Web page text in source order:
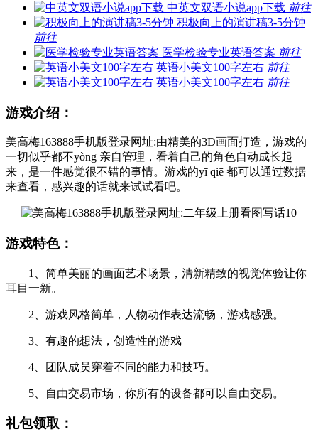
中英文双语小说app下载 前往
积极向上的演讲稿3-5分钟
前往
医学检验专业英语答案 前往
英语小美文100字左右 前往
英语小美文100字左右 前往
游戏介绍：
美高梅163888手机版登录网址:由精美的3D画面打造，游戏的
一切似乎都不yòng 亲自管理，看着自己的角色自动成长起
来，是一件感觉很不错的事情。游戏的yī qiē 都可以通过数据
来查看，感兴趣的话就来试试看吧。
游戏特色：
1、简单美丽的画面艺术场景，清新精致的视觉体验让你
耳目一新。
2、游戏风格简单，人物动作表达流畅，游戏感强。
3、有趣的想法，创造性的游戏
4、团队成员穿着不同的能力和技巧。
5、自由交易市场，你所有的设备都可以自由交易。
礼包领取：